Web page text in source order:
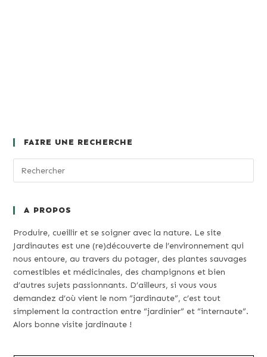
FAIRE UNE RECHERCHE
A PROPOS
Produire, cueillir et se soigner avec la nature. Le site
Jardinautes est une (re)découverte de l’environnement qui
nous entoure, au travers du potager, des plantes sauvages
comestibles et médicinales, des champignons et bien
d’autres sujets passionnants. D’ailleurs, si vous vous
demandez d’où vient le nom “jardinaute”, c’est tout
simplement la contraction entre “jardinier” et “internaute”.
Alors bonne visite jardinaute !